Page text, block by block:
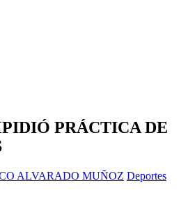
PRÁCTICA DE
ALVARADO MUÑOZ Deportes